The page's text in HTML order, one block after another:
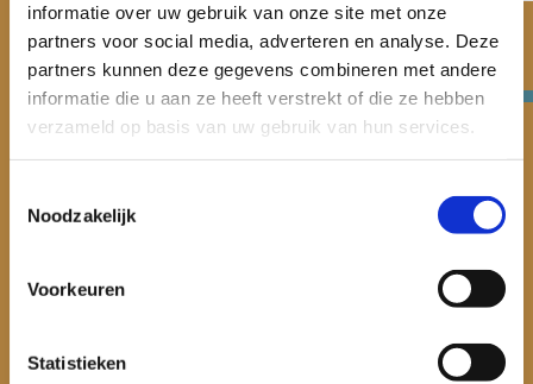
informatie over uw gebruik van onze site met onze
partners voor social media, adverteren en analyse. Deze
partners kunnen deze gegevens combineren met andere
informatie die u aan ze heeft verstrekt of die ze hebben
verzameld op basis van uw gebruik van hun services.
Noodzakelijk
Voorkeuren
Statistieken
Verwey-Jonker Instituut
Giessenplein 59 C
3522 KE Utrecht